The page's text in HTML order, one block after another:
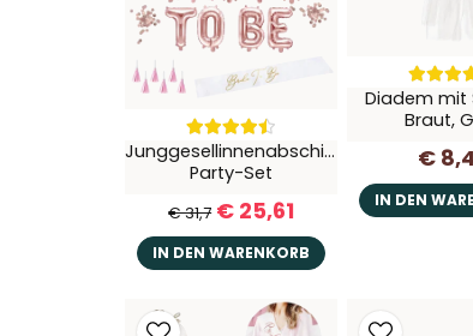
Junggesellinnenabschied,
Party-Set
€ 31,7 € 25,61
IN DEN WARENKORB
Diadem mit
Braut,
€
IN DEN